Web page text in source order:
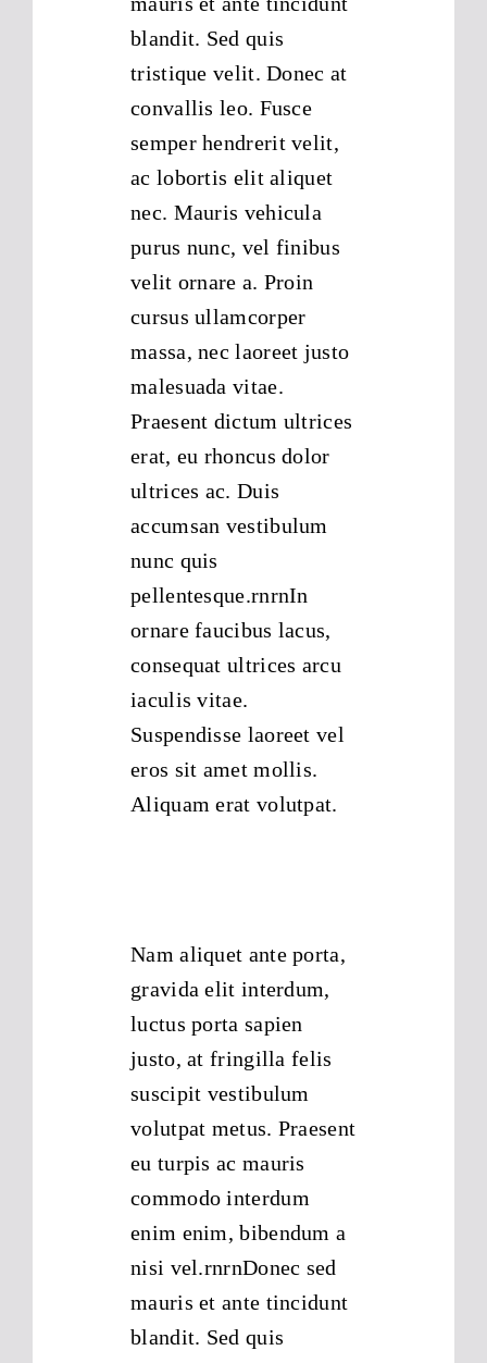
blandit. Sed quis
tristique velit. Donec at
convallis leo. Fusce
semper hendrerit velit,
ac lobortis elit aliquet
nec. Mauris vehicula
purus nunc, vel finibus
velit ornare a. Proin
cursus ullamcorper
massa, nec laoreet justo
malesuada vitae.
Praesent dictum ultrices
erat, eu rhoncus dolor
ultrices ac. Duis
accumsan vestibulum
nunc quis
pellentesque.rnrnIn
ornare faucibus lacus,
consequat ultrices arcu
iaculis vitae.
Suspendisse laoreet vel
eros sit amet mollis.
Aliquam erat volutpat.
Nam aliquet ante porta,
gravida elit interdum,
luctus porta sapien
justo, at fringilla felis
suscipit vestibulum
volutpat metus. Praesent
eu turpis ac mauris
commodo interdum
enim enim, bibendum a
nisi vel.rnrnDonec sed
mauris et ante tincidunt
blandit. Sed quis